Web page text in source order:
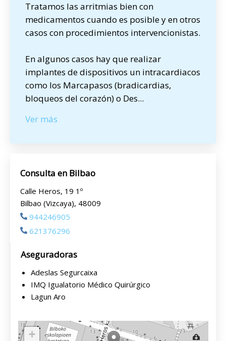
Tratamos las arritmias bien con
medicamentos cuando es posible y en otros
casos con procedimientos intervencionistas.
En algunos casos hay que realizar
implantes de dispositivos un intracardiacos
como los Marcapasos (bradicardias,
bloqueos del corazón) o Des...
Ver más
Consulta en Bilbao
Calle Heros, 19 1º
Bilbao (Vizcaya), 48009
944246905
621376296
Aseguradoras
Adeslas Segurcaixa
IMQ Igualatorio Médico Quirúrgico
Lagun Aro
+